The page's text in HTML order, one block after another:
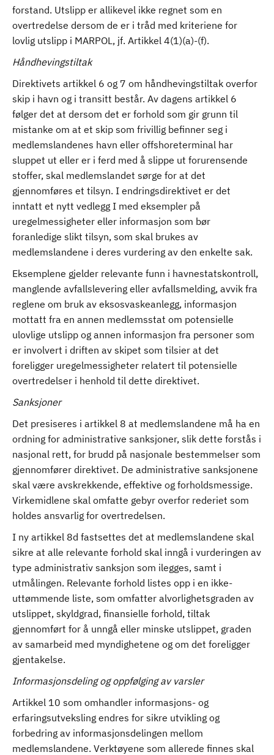
forstand. Utslipp er allikevel ikke regnet som en
overtredelse dersom de er i tråd med kriteriene for
lovlig utslipp i MARPOL, jf. Artikkel 4(1)(a)-(f).
Håndhevingstiltak
Direktivets artikkel 6 og 7 om håndhevingstiltak overfor
skip i havn og i transitt består. Av dagens artikkel 6
følger det at dersom det er forhold som gir grunn til
mistanke om at et skip som frivillig befinner seg i
medlemslandenes havn eller offshoreterminal har
sluppet ut eller er i ferd med å slippe ut forurensende
stoffer, skal medlemslandet sørge for at det
gjennomføres et tilsyn. I endringsdirektivet er det
inntatt et nytt vedlegg I med eksempler på
uregelmessigheter eller informasjon som bør
foranledige slikt tilsyn, som skal brukes av
medlemslandene i deres vurdering av den enkelte sak.
Eksemplene gjelder relevante funn i havnestatskontroll,
manglende avfallslevering eller avfallsmelding, avvik fra
reglene om bruk av eksosvaskeanlegg, informasjon
mottatt fra en annen medlemsstat om potensielle
ulovlige utslipp og annen informasjon fra personer som
er involvert i driften av skipet som tilsier at det
foreligger uregelmessigheter relatert til potensielle
overtredelser i henhold til dette direktivet.
Sanksjoner
Det presiseres i artikkel 8 at medlemslandene må ha en
ordning for administrative sanksjoner, slik dette forstås i
nasjonal rett, for brudd på nasjonale bestemmelser som
gjennomfører direktivet. De administrative sanksjonene
skal være avskrekkende, effektive og forholdsmessige.
Virkemidlene skal omfatte gebyr overfor rederiet som
holdes ansvarlig for overtredelsen.
I ny artikkel 8d fastsettes det at medlemslandene skal
sikre at alle relevante forhold skal inngå i vurderingen av
type administrativ sanksjon som ilegges, samt i
utmålingen. Relevante forhold listes opp i en ikke-
uttømmende liste, som omfatter alvorlighetsgraden av
utslippet, skyldgrad, finansielle forhold, tiltak
gjennomført for å unngå eller minske utslippet, graden
av samarbeid med myndighetene og om det foreligger
gjentakelse.
Informasjonsdeling og oppfølging av varsler
Artikkel 10 som omhandler informasjons- og
erfaringsutveksling endres for sikre utvikling og
forbedring av informasjonsdelingen mellom
medlemslandene. Verktøyene som allerede finnes skal